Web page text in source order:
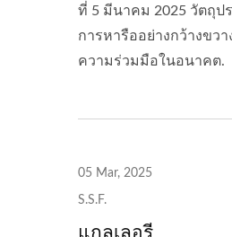
ที่ 5 มีนาคม 2025 วัตถุป
การหารืออย่างกว้างขว
ความร่วมมือในอนาคต.
05 Mar, 2025
S.S.F.
แกลเลอรี